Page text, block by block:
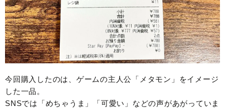
今回購入したのは、ゲームの主人公「メタモン」をイメージ
した一品。
SNSでは「めちゃうま」「可愛い」などの声があがっていま